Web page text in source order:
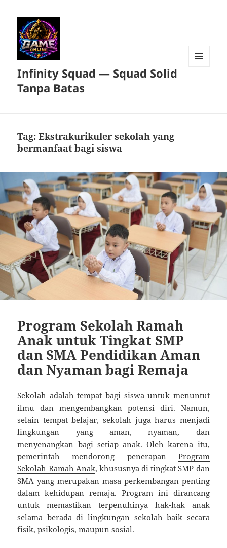
Infinity Squad — Squad Solid
Tanpa Batas
Tag:Ekstrakurikuler sekolah yang
bermanfaat bagi siswa
Program Sekolah Ramah
Anak untuk Tingkat SMP
dan SMA Pendidikan Aman
dan Nyaman bagi Remaja
Sekolah adalah tempat bagi siswa untuk menuntut
ilmu dan mengembangkan potensi diri. Namun,
selain tempat belajar, sekolah juga harus menjadi
lingkungan yang aman, nyaman, dan
menyenangkan bagi setiap anak. Oleh karena itu,
pemerintah mendorong penerapan Program
Sekolah Ramah Anak, khususnya di tingkat SMP dan
SMA yang merupakan masa perkembangan penting
dalam kehidupan remaja. Program ini dirancang
untuk memastikan terpenuhinya hak-hak anak
selama berada di lingkungan sekolah baik secara
fisik, psikologis, maupun sosial.